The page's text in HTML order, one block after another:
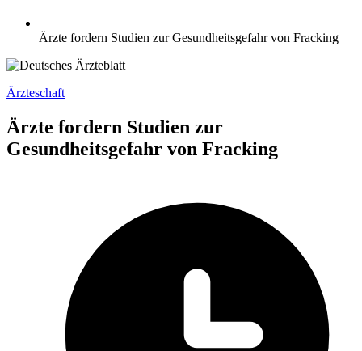
Ärzte fordern Studien zur Gesundheitsgefahr von Fracking
Ärzteschaft
Ärzte fordern Studien zur
Gesundheitsgefahr von Fracking